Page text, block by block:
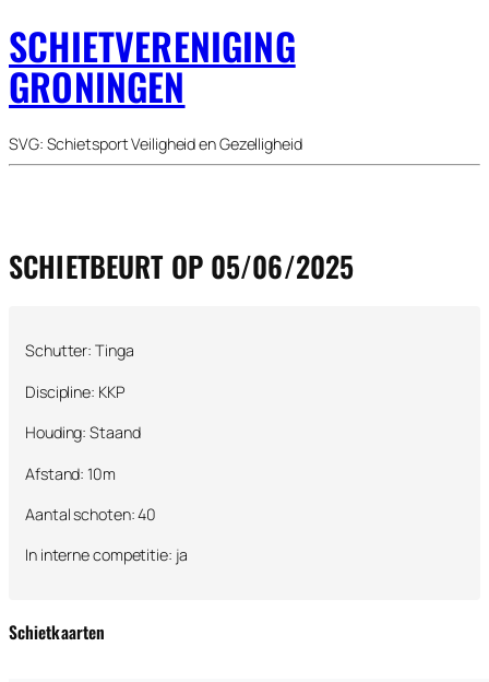
SCHIETVERENIGING
GRONINGEN
SVG: Schietsport Veiligheid en Gezelligheid
SCHIETBEURT OP 05/06/2025
Schutter: Tinga
Discipline: KKP
Houding: Staand
Afstand: 10m
Aantal schoten: 40
In interne competitie: ja
Schietkaarten